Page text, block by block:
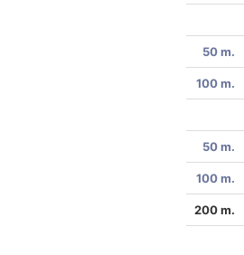
50 m.
100 m.
50 m.
100 m.
200 m.